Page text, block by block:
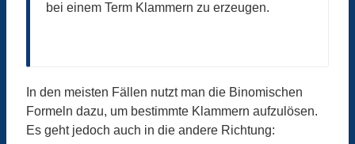
bei einem Term Klammern zu erzeugen.
In den meisten Fällen nutzt man die Binomischen
Formeln dazu, um bestimmte Klammern aufzulösen.
Es geht jedoch auch in die andere Richtung: